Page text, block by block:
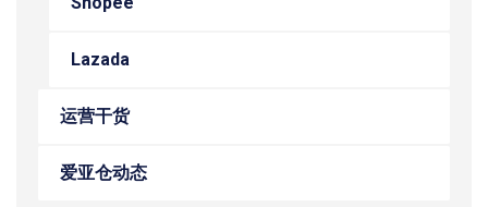
Lazada
运营干货
爱亚仓动态